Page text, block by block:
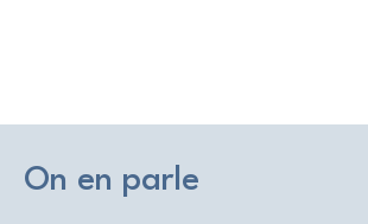
On en parle